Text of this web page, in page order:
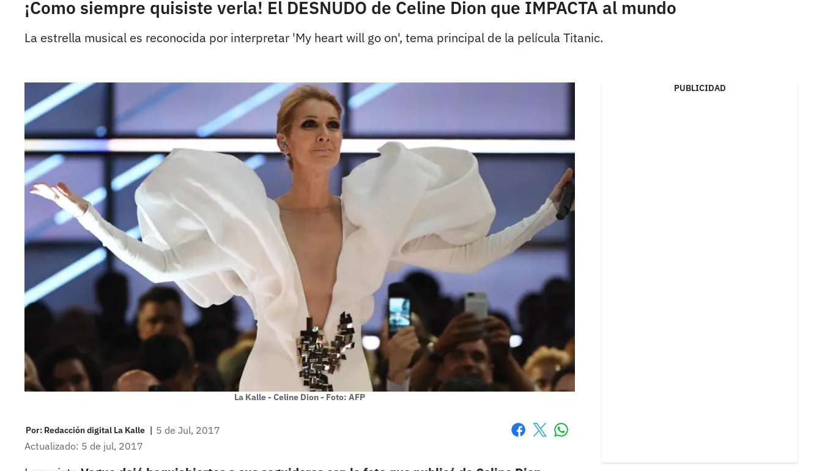
¡Como siempre quisiste verla! El DESNUDO de Celine Dion que IMPACTA al mundo
La estrella musical es reconocida por interpretar 'My heart will go on', tema principal de la película Titanic.
La Kalle - Celine Dion - Foto: AFP
Por: Redacción digital La Kalle | 5 de Jul, 2017
Actualizado: 5 de jul, 2017
PUBLICIDAD